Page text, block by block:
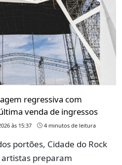
regressiva com
venda de ingressos
às 15:37 4 minutos de leitura
portões, Cidade do Rock
preparam